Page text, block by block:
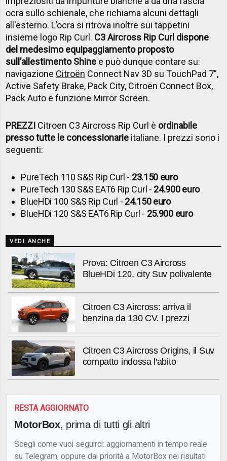
ocra sullo schienale, che richiama alcuni dettagli
all'esterno. L’ocra si ritrova inoltre sui tappetini
insieme logo Rip Curl. C3 Aircross Rip Curl dispone
del medesimo equipaggiamento proposto
sull’allestimento Shine e può dunque contare su:
navigazione Citroën Connect Nav 3D su TouchPad 7”,
Active Safety Brake, Pack City, Citroën Connect Box,
Pack Auto e funzione Mirror Screen.
PREZZI Citroen C3 Aircross Rip Curl è ordinabile
presso tutte le concessionarie italiane. I prezzi sono i
seguenti:
PureTech 110 S&S Rip Curl - 23.150 euro
PureTech 130 S&S EAT6 Rip Curl - 24.900 euro
BlueHDi 100 S&S Rip Curl - 24.150 euro
BlueHDi 120 S&S EAT6 Rip Curl - 25.900 euro
VEDI ANCHE
Prova: Citroen C3 Aircross
BlueHDi 120, city Suv polivalente
Citroen C3 Aircross: arriva il
benzina da 130 CV. I prezzi
Citroen C3 Aircross Origins, il Suv
compatto indossa l'abito
RESTA AGGIORNATO
MotorBox, prima di tutti gli altri
Scegli come vuoi seguirci: aggiornamenti in tempo reale
su Telegram, oppure dai priorità a MotorBox nei risultati